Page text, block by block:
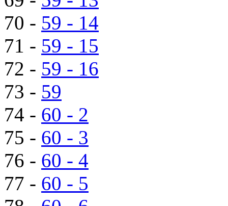
70 - 59 - 14
71 - 59 - 15
72 - 59 - 16
73 - 59
74 - 60 - 2
75 - 60 - 3
76 - 60 - 4
77 - 60 - 5